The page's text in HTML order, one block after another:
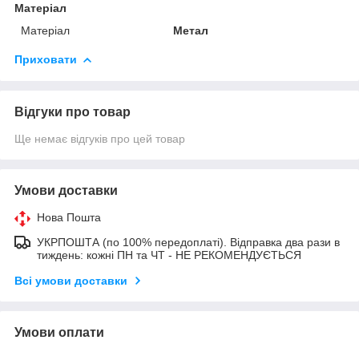
Матеріал
Матеріал
Метал
Приховати
Відгуки про товар
Ще немає відгуків про цей товар
Умови доставки
Нова Пошта
УКРПОШТА (по 100% передоплаті). Відправка два рази в
тиждень: кожні ПН та ЧТ - НЕ РЕКОМЕНДУЄТЬСЯ
Всі умови доставки
Умови оплати